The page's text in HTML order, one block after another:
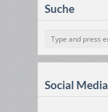
Suche
Social Media